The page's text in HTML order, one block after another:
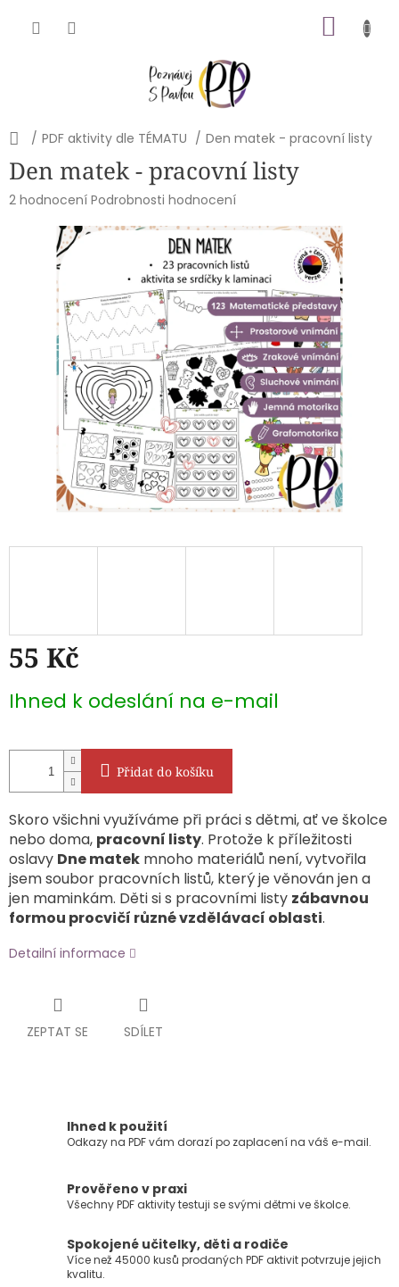
Domů
/ PDF aktivity dle TÉMATU / Den matek - pracovní listy
Den matek - pracovní listy
Průměrné
produktu
hvězdiček.
2 hodnocení Podrobnosti hodnocení
55 Kč
cena:
Ihned k odeslání na e-mail
Přidat do košíku
Skoro všichni využíváme při práci s dětmi, ať ve školce
nebo doma, pracovní listy. Protože k příležitosti
oslavy Dne matek mnoho materiálů není, vytvořila
jsem soubor pracovních listů, který je věnován jen a
jen maminkám. Děti si s pracovními listy zábavnou
formou procvičí různé vzdělávací oblasti.
Detailní informace
ZEPTAT SE SDÍLET
Ihned k použití
Odkazy na PDF vám dorazí po zaplacení na váš e-mail.
Prověřeno v praxi
Všechny PDF aktivity testuji se svými dětmi ve školce.
Spokojené učitelky, děti a rodiče
Více než 45000 kusů prodaných PDF aktivit potvrzuje jejich
kvalitu.